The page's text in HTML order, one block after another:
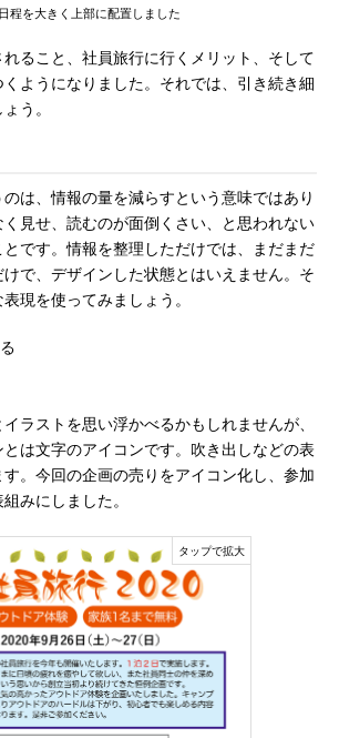
程を大きく上部に配置しました
ること、社員旅行に行くメリット、そして
ようになりました。それでは、引き続き細
う。
は、情報の量を減らすという意味ではあり
く見せ、読むのが面倒くさい、と思われない
とです。情報を整理しただけでは、まだまだ
で、デザインした状態とはいえません。そ
現を使ってみましょう。
ラストを思い浮かべるかもしれませんが、
とは文字のアイコンです。吹き出しなどの表
。今回の企画の売りをアイコン化し、参加
みにしました。